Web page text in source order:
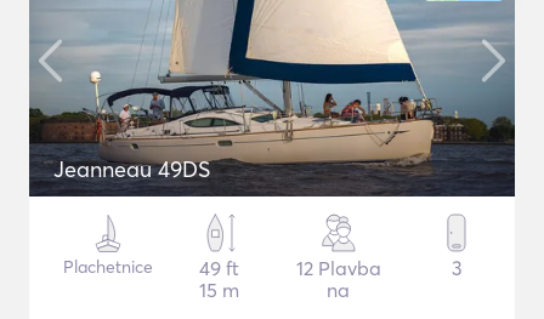
Jeanneau 49DS
Plachetnice
49 ft
15 m
12 Plavba
na
3